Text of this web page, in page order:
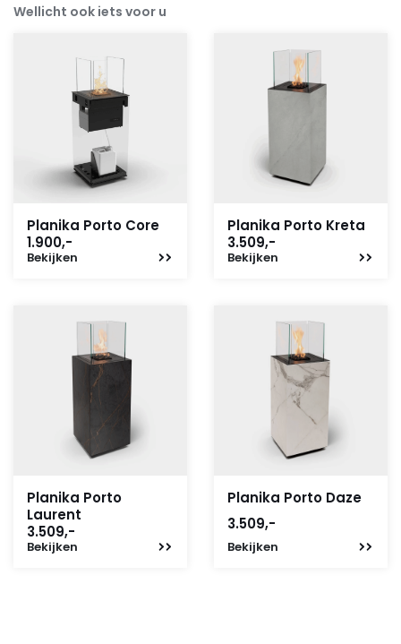
Wellicht ook iets voor u
Planika Porto Core
1.900,-
Bekijken
Planika Porto Kreta
3.509,-
Bekijken
Planika Porto
Laurent
3.509,-
Bekijken
Planika Porto Daze
3.509,-
Bekijken